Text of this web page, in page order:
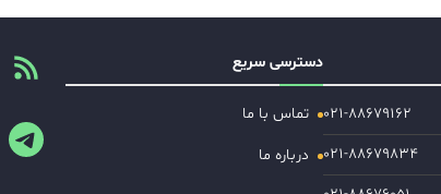
۰۲۱-۸۸۶۷۹۱۶۲
۰۲۱-۸۸۶۷۹۸۳۴
دسترسی سریع
تماس با ما
درباره ما